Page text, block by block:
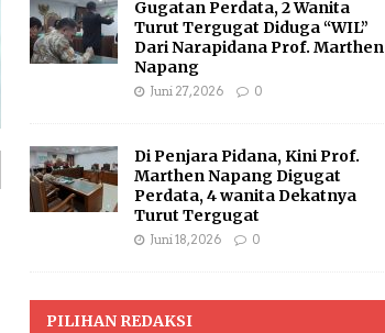
Gugatan Perdata, 2 Wanita
Turut Tergugat Diduga “WIL”
Dari Narapidana Prof. Marthen
Napang
Juni 27, 2026 0
Di Penjara Pidana, Kini Prof.
Marthen Napang Digugat
Perdata, 4 wanita Dekatnya
Turut Tergugat
Juni 18, 2026 0
PILIHAN REDAKSI